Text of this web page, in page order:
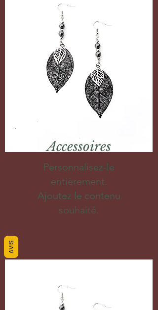
Accessoires
Personnalisez-le
entièrement.
Ajoutez le contenu
souhaité.
AVIS